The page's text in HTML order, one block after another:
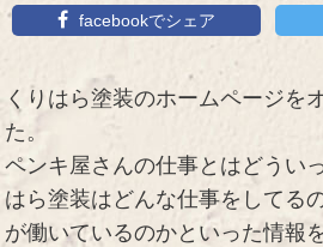
facebookでシェア
くりはら塗装のホームページを
た。
ペンキ屋さんの仕事とはどうい
はら塗装はどんな仕事をしてる
が働いているのかといった情報